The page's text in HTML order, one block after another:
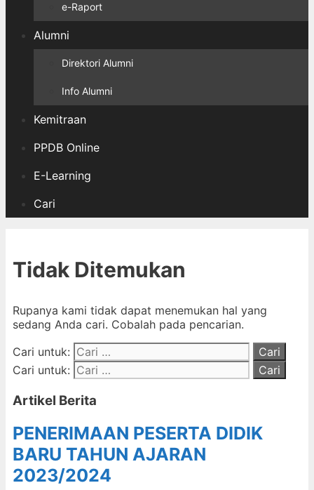
e-Raport
Alumni
Direktori Alumni
Info Alumni
Kemitraan
PPDB Online
E-Learning
Cari
Tidak Ditemukan
Rupanya kami tidak dapat menemukan hal yang
sedang Anda cari. Cobalah pada pencarian.
Cari untuk:
Cari untuk:
Artikel Berita
PENERIMAAN PESERTA DIDIK
BARU TAHUN AJARAN
2023/2024